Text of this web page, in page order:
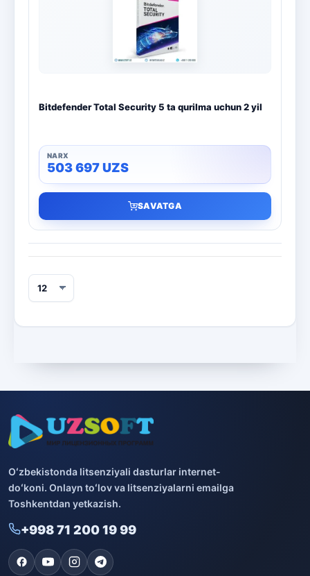
Bitdefender Total Security 5 ta qurilma uchun 2 yil
503 697UZS
SAVATGA
Oʻzbekistonda litsenziyali dasturlar internet-
doʻkoni. Onlayn toʻlov va litsenziyalarni emailga
Toshkentdan yetkazish.
+998 71 200 19 99